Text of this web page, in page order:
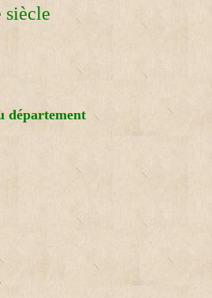
siècle
département